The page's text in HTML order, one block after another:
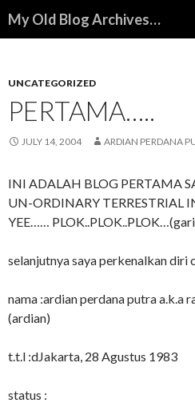
My Old Blog Archives…
UNCATEGORIZED
PERTAMA…..
JULY 14, 2004 ARDIAN PERDANA
INI ADALAH BLOG PERTAMA
UN-ORDINARY TERRESTRIAL
YEE……
selanjutnya saya perkenalkan diri
nama :ardian perdana putra a.k.a
(ardian)
t.t.l :dJakarta, 28 Agustus 1983
status :